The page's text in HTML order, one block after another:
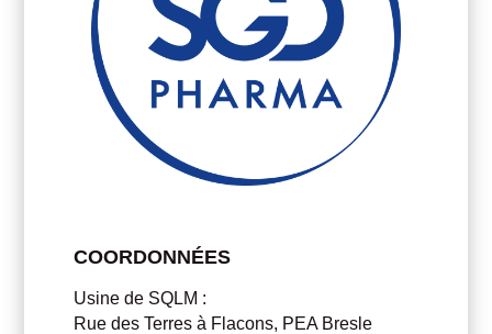
COORDONNÉES
Usine de SQLM :
Rue des Terres à Flacons, PEA Bresle